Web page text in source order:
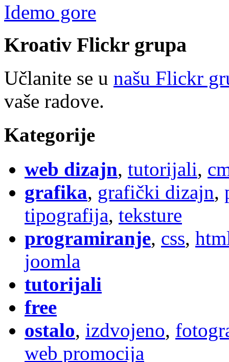
Idemo gore
Kroativ Flickr grupa
Učlanite se u našu Flickr
vaše radove.
Kategorije
web dizajn, tutorijali,
grafika, grafički dizajn,
tipografija, teksture
programiranje, css,
joomla
tutorijali
free
ostalo, izdvojeno,
web promocija